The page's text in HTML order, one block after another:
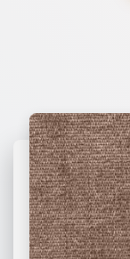
06 ЖАККАРД
03 ФЛОК